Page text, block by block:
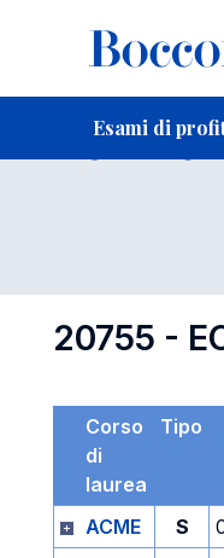
Esami di
Esame
20755 -
Corso
di
laurea
Tipo
ACME S